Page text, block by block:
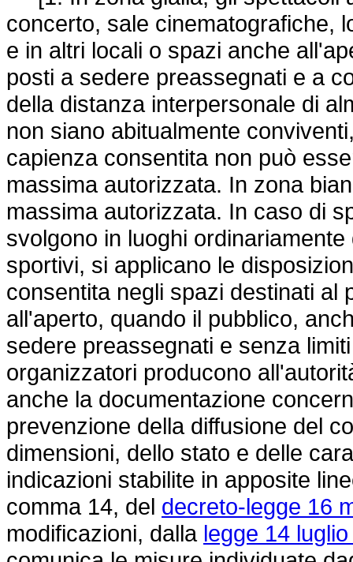
concerto, sale cinematografiche,
e in altri locali o spazi anche
posti a sedere preassegnati e a
della distanza interpersonale di
non siano abitualmente
capienza consentita non può
massima autorizzata. In zona
massima autorizzata. In caso di
svolgono in luoghi
sportivi, si applicano le
consentita negli spazi destinati al
all'aperto, quando il pubblico,
sedere preassegnati e senza
organizzatori producono
anche la documentazione
prevenzione della diffusione del
dimensioni, dello stato e delle
indicazioni stabilite in apposite
comma 14, del decreto-legge 16
modificazioni, dalla legge 14